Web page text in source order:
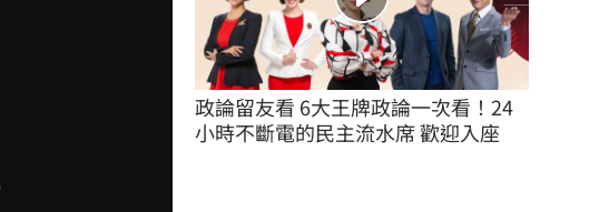
政論留友看 6大王牌政論一次看！24
小時不斷電的民主流水席 歡迎入座